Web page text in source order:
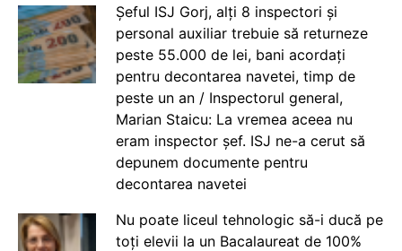
Șeful ISJ Gorj, alți 8 inspectori și
personal auxiliar trebuie să returneze
peste 55.000 de lei, bani acordați
pentru decontarea navetei, timp de
peste un an / Inspectorul general,
Marian Staicu: La vremea aceea nu
eram inspector șef. ISJ ne-a cerut să
depunem documente pentru
decontarea navetei
Nu poate liceul tehnologic să-i ducă pe
toți elevii la un Bacalaureat de 100%